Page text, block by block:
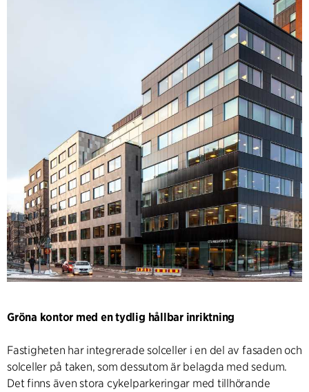
Gröna kontor med en tydlig hållbar inriktning
Fastigheten har integrerade solceller i en del av fasaden och
solceller på taken, som dessutom är belagda med sedum.
Det finns även stora cykelparkeringar med tillhörande